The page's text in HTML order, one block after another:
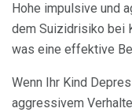
Hohe impulsive und
dem Suizidrisiko bei
was eine effektive
Wenn Ihr Kind
aggressivem